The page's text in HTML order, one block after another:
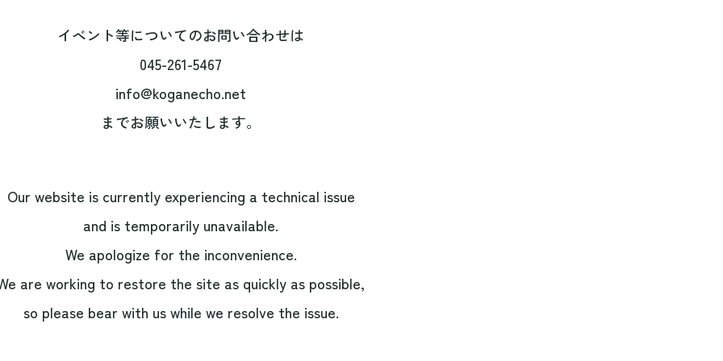
イベント等についてのお問い合わせは
045-261-5467
info@koganecho.net
までお願いいたします。
Our website is currently experiencing a technical issue
and is temporarily unavailable.
We apologize for the inconvenience.
are working to restore the site as quickly as possible,
so please bear with us while we resolve the issue.